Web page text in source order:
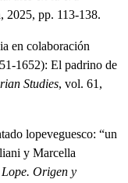
2025, pp. 113-138.
en colaboración
1652): El padrino de
Studies, vol. 61,
lopeveguesco: “un
y Marcella
Origen y